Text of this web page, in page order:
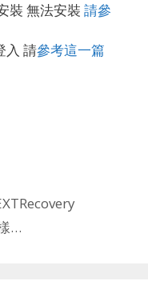
裝 無法安裝 請參
入 請參考這一篇
…